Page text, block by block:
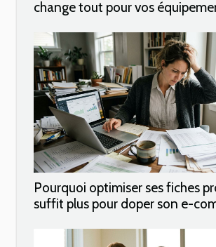
change tout pour vos
Pourquoi optimiser ses fiches
suffit plus pour doper son e-